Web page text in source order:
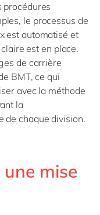
procédures
le processus de
est automatisé et
est en place.
de carrière
BMT, ce qui
avec la méthode
la
de chaque division.
mise